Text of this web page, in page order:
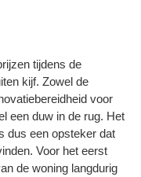
tijdens de
kijf. Zowel de
voor
een duw in de rug. Het
dus een opsteker dat
Voor het eerst
de woning langdurig